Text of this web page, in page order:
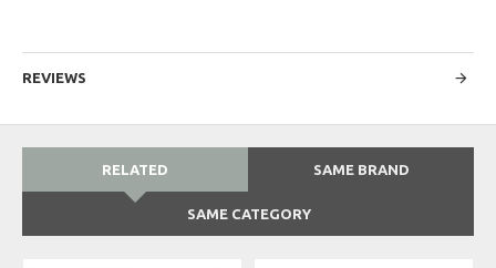
REVIEWS
RELATED SAME BRAND
SAME CATEGORY